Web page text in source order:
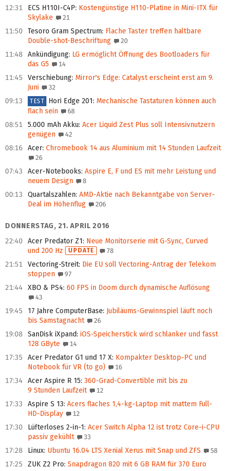
12:31 ECS H110I-C4P: Kostengünstige H110-Platine in Mini-ITX für
Skylake
21
11:50 Tesoro Gram Spectrum: Flache Taster treffen haltbare
Double-shot-Beschriftung
20
11:48 Ankündigung: LG ermöglicht Öffnung des Bootloaders für
das G5
14
11:45 Verschiebung: Mirror's Edge: Catalyst erscheint erst am 9.
Juni
32
09:13 TEST Hori Edge 201: Mechanische Tastaturen können auch
flach sein
68
08:51 5.000 mAh Akku: Acer Liquid Zest Plus soll Intensivnutzern
genügen
42
08:16 Acer: Chromebook 14 aus Aluminium mit 14 Stunden Laufzeit
26
07:43 Acer-Notebooks: Aspire E, F und ES mit mehr Leistung und
neuem Design
8
00:13 Quartalszahlen: AMD-Aktie nach Bekanntgabe von Server-
Deal im Höhenflug
206
DONNERSTAG, 21. APRIL 2016
22:40
Acer Predator Z1: Neue Monitorserie mit G-Sync, Curved
und 200 Hz
UPDATE 78
21:51 Vectoring-Streit: Die EU soll Vectoring-Antrag der Telekom
stoppen
97
21:44 XBO & PS4: 60 FPS in Doom durch dynamische Auflösung
43
19:45 17 Jahre ComputerBase: Jubiläums-Gewinnspiel läuft noch
bis Samstagnacht
26
19:08 SanDisk iXpand: iOS-Speicherstick wird schlanker und fasst
128 GByte
14
17:35 Acer Predator G1 und 17 X: Kompakter Desktop-PC und
Notebook für VR (to go)
16
17:34 Acer Aspire R 15: 360-Grad-Convertible mit bis zu
9 Stunden Laufzeit
12
17:33 Aspire S 13: Acers flaches 1,4-kg-Laptop mit mattem Full-
HD-Display
12
17:30 Lüfterloses 2-in-1: Acer Switch Alpha 12 ist trotz Core-i-CPU
passiv gekühlt
33
17:28 Linux: Ubuntu 16.04 LTS Xenial Xerus mit Snap und ZFS 58
17:25 ZUK Z2 Pro: Snapdragon 820 mit 6 GB RAM für 370 Euro